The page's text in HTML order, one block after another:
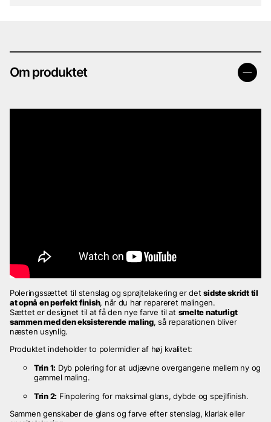
Om produktet
Poleringssættet til stenslag og sprøjtelakering er detsidste skridt til
at opnå en perfekt finish, når du har repareret malingen.
Sættet er designet til at få den nye farve til at smelte naturligt
sammen med den eksisterende maling, så reparationen bliver
næsten usynlig.
Produktet indeholder to polermidler af høj kvalitet:
Trin 1: Dyb polering for at udjævne overgangene mellem ny og
gammel maling.
Trin 2: Finpolering for maksimal glans, dybde og spejlfinish.
Sammen genskaber de glans og farve efter stenslag, klarlak eller